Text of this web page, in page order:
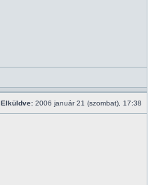
Elküldve: 2006 január 21 (szombat), 17:38